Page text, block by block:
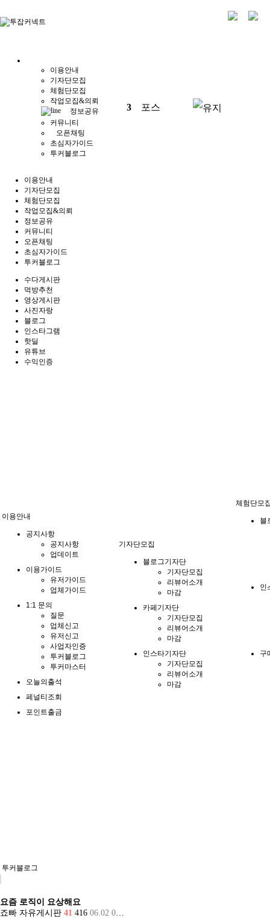
이용안내
기자단모집
체험단모집
작업모집&의뢰
정보공유
커뮤니티
오픈채팅
초심자가이드
투커블로그
3 포스
이용안내
기자단모집
체험단모집
작업모집&의뢰
정보공유
커뮤니티
오픈채팅
초심자가이드
투커블로그
수다게시판
먹방추천
영상게시판
사진자랑
블로그
인스타그램
핫딜
유튜브
수익인증
이용안내
공지사항
공지사항
업데이트
이용가이드
유저가이드
업체가이드
1:1 문의
질문
업체신고
유저신고
사업자인증
투커블로그
투커마스터
오늘의출석
페널티조회
포인트출금
기자단모집
블로그기자단
기자단모집
리뷰어소개
마감
카페기자단
기자단모집
리뷰어소개
마감
인스타기자단
기자단모집
리뷰어소개
마감
체험단모
블
인
구
투커블로그
요즘 로직이 요상해요
죠빠 자유게시판 41 416 06.02 09:14